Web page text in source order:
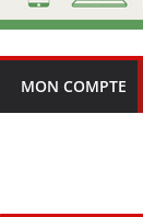
MON COMPTE